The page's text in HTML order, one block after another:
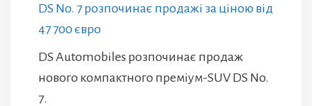
DS No. 7 розпочинає продажі за ціною від
47 700 євро
DS Automobiles розпочинає продаж
нового компактного преміум-SUV DS No.
7.